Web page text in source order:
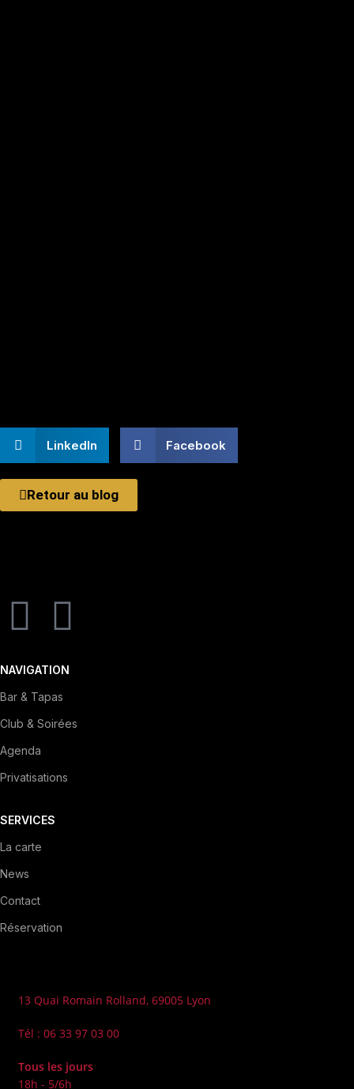
LinkedIn Facebook
Retour au blog
NAVIGATION
Bar & Tapas
Club & Soirées
Agenda
Privatisations
SERVICES
La carte
News
Contact
Réservation
13 Quai Romain Rolland, 69005 Lyon
Tél : 06 33 97 03 00
Tous les jours
18h - 5/6h